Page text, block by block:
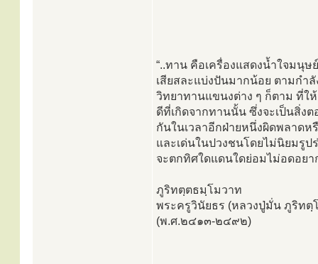
“..ทาน คือเครื่องแสดงน้ำใจมนุ
เสียสละแบ่งปันมากน้อย ตามกำ
วิทยาทานแขนงต่าง ๆ ก็ตาม ที่ใ
ดีที่เกิดจากทานนั้น ซึ่งจะเป็นสิ่ง
กันในเวลาอีกฝ่ายหนึ่งผิดพลาดห
และเด่นในปวงชนโดยไม่นิยมรู
จะตกทิศใดแดนใดย่อมไม่อดอย
ภูริทตฺตธมฺโมวาท
พระครูวินัยธร (หลวงปู่มั่น ภูริทตฺ
(พ.ศ.๒๔๑๓-๒๔๙๒)